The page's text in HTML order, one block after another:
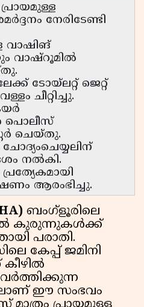
നേരിടേണ്ടി
വാഷിങ്
വാഷ്റൂമിൽ
ടോയ്‌ലറ്റ് ജെറ്റ്
ചീറ്റിച്ചു.
പൊലീസ്
ചെയ്തു.
നൽകി.
ആരംഭിച്ചു.
ബംഗ്ളൂരിലെ
കുരുന്നുകൾക്ക്
പരാതി.
കേപ്പ് ജമിനി
ഈ സംഭവം